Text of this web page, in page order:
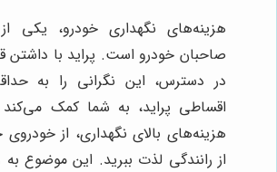
هزینه‌های نگهداری خودرو، یکی
صاحبان خودرو است. پراید با داشتن
در دسترس، این نگرانی را به
اقساطی پراید، به شما کمک می‌کند
هزینه‌های بالای نگهداری، از
از رانندگی لذت ببرید. این موضوع به